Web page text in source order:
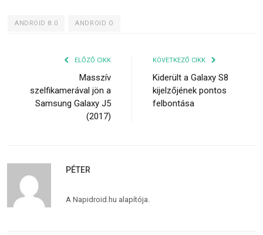
ANDROID 8.0 ANDROID O
ELŐZŐ CIKK
Masszív
szelfikamerával jön a
Samsung Galaxy J5
(2017)
KÖVETKEZŐ CIKK
Kiderült a Galaxy S8
kijelzőjének pontos
felbontása
PÉTER
A Napidroid.hu alapítója.